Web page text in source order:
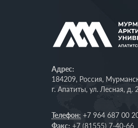
Адрес:
184209, Россия,
г. Апатиты, ул. Лесная, д.
Телефон: +7 964 687 00
Факс: +7 (81555) 7-40-66